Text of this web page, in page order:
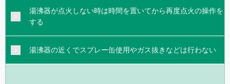
湯沸器が点火しない時は時間を置いてから再度点火の操作を
する
湯沸器の近くでスプレー缶使用やガス抜きなどは行わない